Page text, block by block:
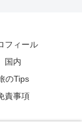
フィール
国内
のTips
責事項